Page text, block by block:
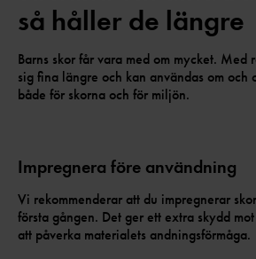
så håller de längre
Barns skor får vara med om mycket. Med
sig fina längre och kan användas om och
både för skorna och för miljön.
Impregnera före användning
Vi rekommenderar att du impregnerar
första gången. Det ger ett extra skydd
att påverka materialets andningsförmåga.